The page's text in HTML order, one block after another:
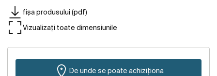
fișa produsului (pdf)
Vizualizați toate dimensiunile
De unde se poate achiziționa